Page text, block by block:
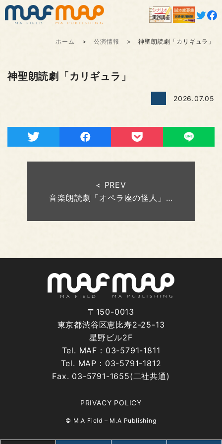
ホーム 公演情報 神聖朗読劇「カリギュラ」
神聖朗読劇「カリギュラ」
2026.07.05
< PREV
音楽朗読劇「オペラ座の怪人」…
〒150-0013
東京都渋谷区恵比寿2-25-13
星野ビル2F
Tel. MAF：03-5791-1811
Tel. MAP：03-5791-1812
Fax. 03-5791-1655(二社共通)
PRIVACY POLICY
© M.A Field – M.A Publishing